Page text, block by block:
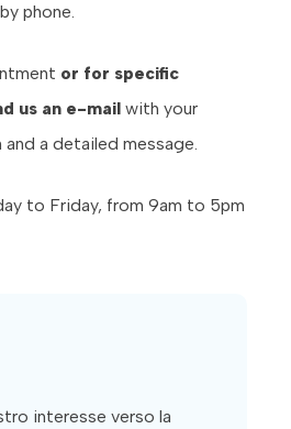
phone.
or for specific
us an e-mail with your
a detailed message.
to Friday, from 9am to 5pm
interesse verso la